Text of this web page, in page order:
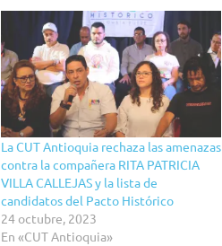
La CUT Antioquia rechaza las amenazas
contra la compañera RITA PATRICIA
VILLA CALLEJAS y la lista de
candidatos del Pacto Histórico
24 octubre, 2023
En «CUT Antioquia»